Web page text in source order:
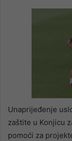
Unaprijeđenje
zaštite u Konjicu
pomoći za